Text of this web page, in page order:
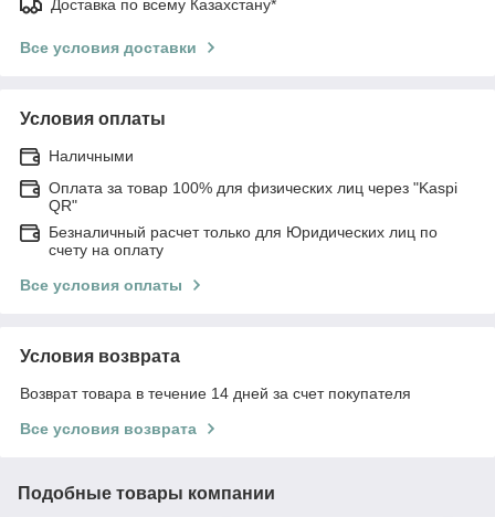
Доставка по всему Казахстану*
Все условия доставки
Условия оплаты
Наличными
Оплата за товар 100% для физических лиц через "Kaspi
QR"
Безналичный расчет только для Юридических лиц по
счету на оплату
Все условия оплаты
Условия возврата
Возврат товара в течение 14 дней за счет покупателя
Все условия возврата
Подобные товары компании